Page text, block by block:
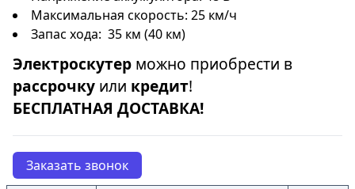
Максимальная скорость: 25 км/ч
Запас хода: 35 км (40 км)
Электроскутер можно приобрести в
рассрочку или кредит!
БЕСПЛАТНАЯ ДОСТАВКА!
Заказать звонок